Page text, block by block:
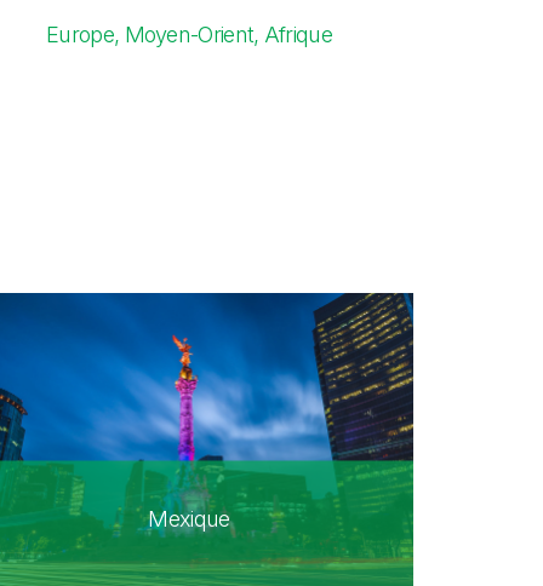
Europe, Moyen-Orient, Afrique
Mexique